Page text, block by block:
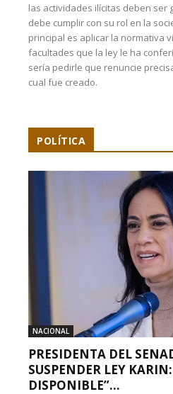
las actividades ilícitas deben ser
debe cumplir con su rol en la
principal es aplicar la normativa
facultades que la ley le ha
sería pedirle que renuncie
cual fue creado.
POLÍTICA
NACIONAL
PRESIDENTA DEL
SUSPENDER LEY
DISPONIBLE”...